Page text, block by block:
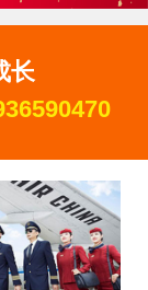
伊春
佳木斯
肇东
伊春
长